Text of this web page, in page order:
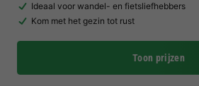
Ideaal voor wandel- en fietsliefhebbers
Kom met het gezin tot rust
Toon prijzen